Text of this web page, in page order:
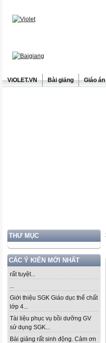
ViOLET.VN Bài giảng Giáo án
THƯ MỤC
CÁC Ý KIẾN MỚI NHẤT
rất tuyệt...
...
Giới thiệu SGK Giáo dục thể chất
lớp 4...
Tài liệu phục vụ bồi dưỡng GV
sử dụng SGK...
Bài giảng rất sinh động. Cảm ơn